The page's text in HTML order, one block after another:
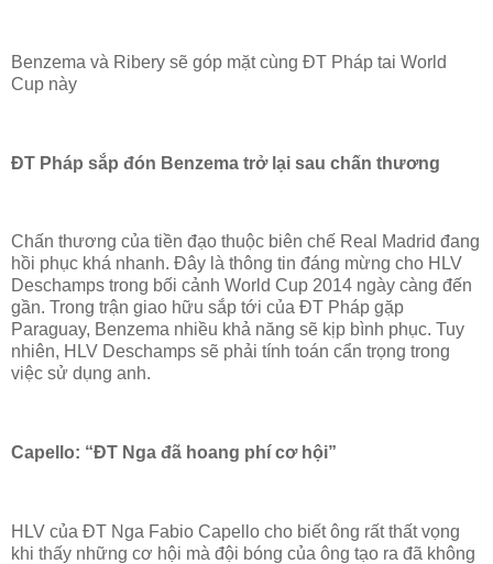
Benzema và Ribery sẽ góp mặt cùng ĐT Pháp tai World
Cup này
ĐT Pháp sắp đón Benzema trở lại sau chấn thương
Chấn thương của tiền đạo thuộc biên chế Real Madrid đang
hồi phục khá nhanh. Đây là thông tin đáng mừng cho HLV
Deschamps trong bối cảnh World Cup 2014 ngày càng đến
gần. Trong trận giao hữu sắp tới của ĐT Pháp gặp
Paraguay, Benzema nhiều khả năng sẽ kịp bình phục. Tuy
nhiên, HLV Deschamps sẽ phải tính toán cẩn trọng trong
việc sử dụng anh.
Capello: “ĐT Nga đã hoang phí cơ hội”
HLV của ĐT Nga Fabio Capello cho biết ông rất thất vọng
khi thấy những cơ hội mà đội bóng của ông tạo ra đã không